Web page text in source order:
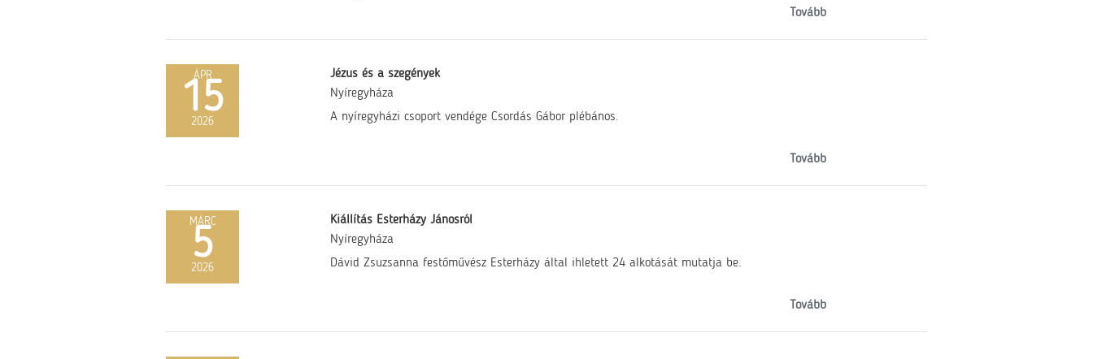
Tovább
ÁPR
15
2026
Jézus és a szegények
Nyíregyháza
A nyíregyházi csoport vendége Csordás Gábor plébános.
Tovább
MÁRC
5
2026
Kiállítás Esterházy Jánosról
Nyíregyháza
Dávid Zsuzsanna festőművész Esterházy által ihletett 24 alkotását mutatja be.
Tovább